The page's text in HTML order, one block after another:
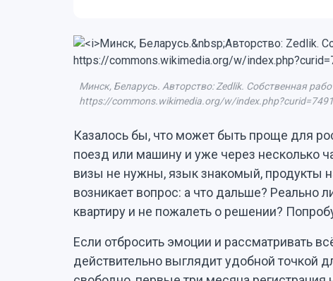
Минск, Беларусь. Авторство: Zedlik. Собственная
https://commons.wikimedia.org/w/
Казалось бы, что может быть проще для
поезд или машину и уже через несколько
визы не нужны, язык знакомый, продукты
возникает вопрос: а что дальше? Реально
квартиру и не пожалеть о решении?
Если отбросить эмоции и рассматривать
действительно выглядит удобной точкой